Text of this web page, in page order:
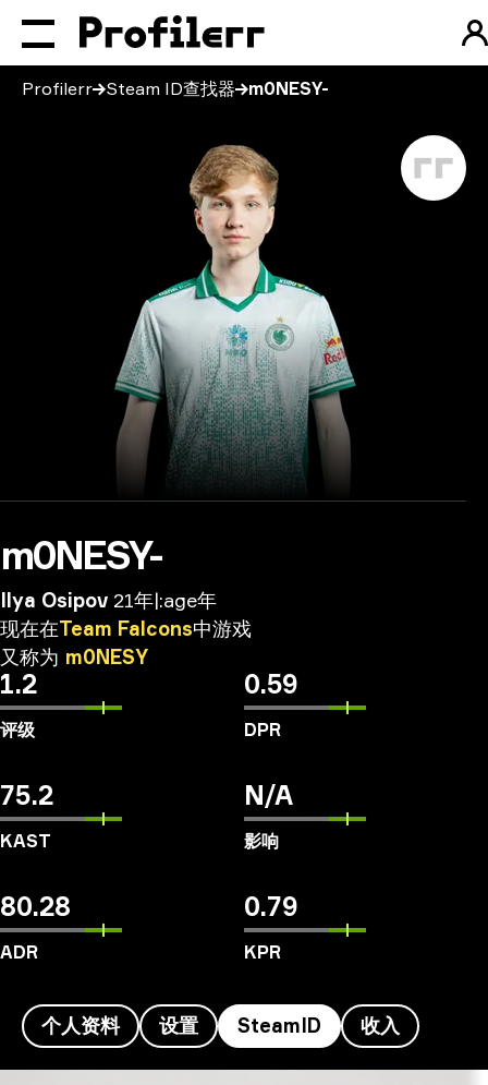
Profilerr Steam ID查找器 m0NESY-
m0NESY-
Ilya Osipov 21年|:age年
现在在Team Falcons中游戏
又称为 m0NESY
1.2
评级
0.59
DPR
75.2
KAST
N/A
影响
80.28
ADR
0.79
KPR
个人资料 设置 SteamID 收入